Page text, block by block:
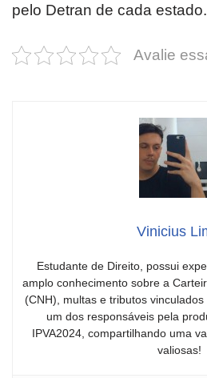
pelo Detran de cada estado.
Avalie
Vinicius
Estudante de Direito, possui
amplo conhecimento sobre a
(CNH), multas e tributos
um dos responsáveis pela
IPVA2024, compartilhando uma
valiosas!